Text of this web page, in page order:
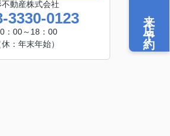
不動産株式会社
3330-0123
：00～18：00
休：年末年始）
来店予約